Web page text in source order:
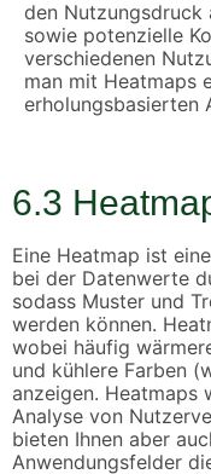
den Nutzungsdruck
sowie potenzielle
verschiedenen
man mit Heatmaps
erholungsbasierten
6.3
Eine Heatmap ist
bei der Datenwerte
sodass Muster und
werden können.
wobei häufig
und kühlere Farben
anzeigen. Heatmaps
Analyse von
bieten Ihnen aber
Anwendungsfelder